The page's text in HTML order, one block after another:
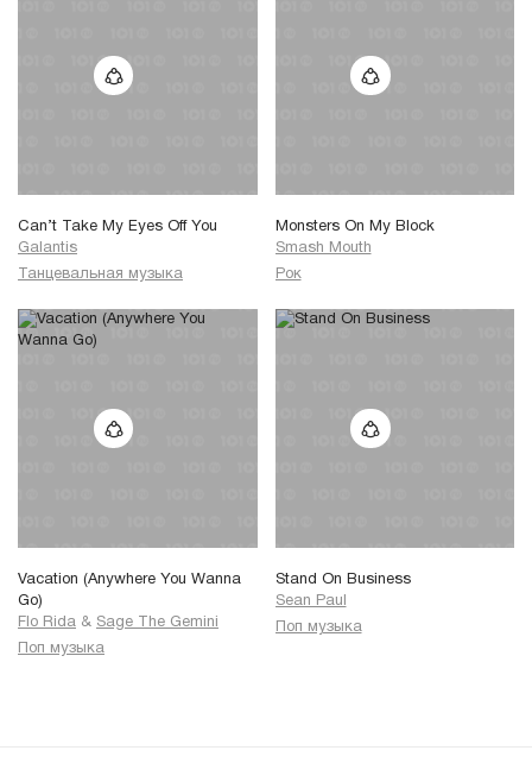
Can’t Take My Eyes Off You
Galantis
Танцевальная музыка
Monsters On My Block
Smash Mouth
Рок
Vacation (Anywhere You Wanna
Go)
Flo Rida & Sage The Gemini
Поп музыка
Stand On Business
Sean Paul
Поп музыка